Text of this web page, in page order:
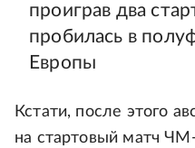
проиграв два
пробилась в
Европы
Кстати, после этого
на стартовый матч